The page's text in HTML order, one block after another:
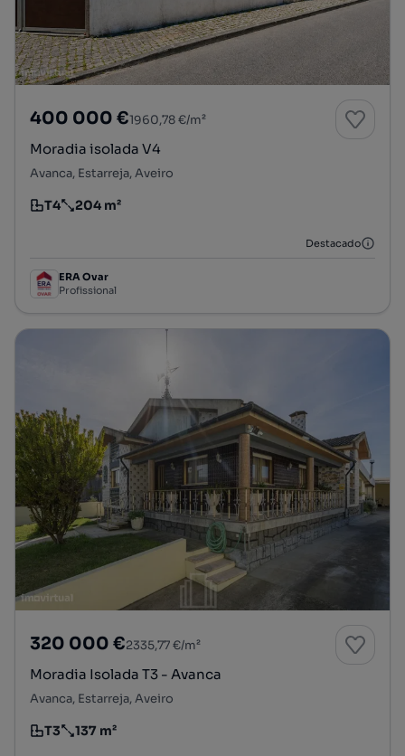
400 000 €1960,78 €/m²
Moradia isolada V4
Avanca, Estarreja, Aveiro
Tipologia
T4
Preço por metro quadrado
204 m²
Destacado
ERA Ovar
Profissional
320 000 €2335,77 €/m²
Moradia Isolada T3 - Avanca
Avanca, Estarreja, Aveiro
Tipologia
T3
Preço por metro quadrado
137 m²